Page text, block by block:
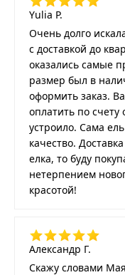
Yulia P.
Очень долго
с доставкой до
оказались самые
размер был в
оформить заказ.
оплатить по
устроило. Сама
качество.
елка, то буду
нетерпением
красотой!
Александр Г.
Скажу словами